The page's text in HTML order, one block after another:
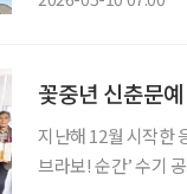
꽃중년 신춘문
지난해 12월 시작한
브라보! 순간’ 수기 공모전이 모든 일정을 마무리하며 유종의 미를